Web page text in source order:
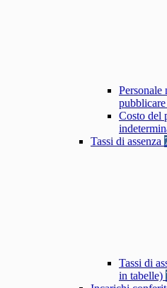
Personale
Costo del
Tassi di assenza
Tassi di
in tabelle)